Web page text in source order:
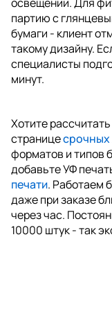
партию с
бумаги - клиент
такому дизайну.
специалисты
минут.
Хотите
страницесрочных
форматов и типов
добавьте УФ
печати. Работаем
даже при заказе
через час.
10000 штук - так